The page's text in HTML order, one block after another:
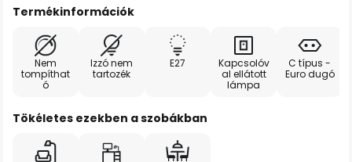
Termékinformációk
Nem
tompíthat
ó
Izzó nem
tartozék
E27
Kapcsolóv
al ellátott
lámpa
C típus -
Euro dugó
Tökéletes ezekben a szobákban